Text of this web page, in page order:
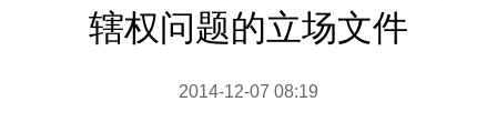
辖权问题的立场文件
2014-12-07 08:19